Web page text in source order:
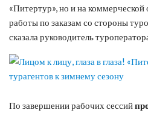
«Питертур», но и на коммерческой
работы по заказам со стороны
сказала руководитель
По завершении рабочих сессий